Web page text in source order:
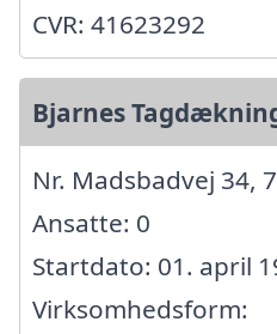
CVR: 41623292
Bjarnes
Nr. Madsbadvej 34,
Ansatte: 0
Startdato: 01. april
Virksomhedsform: